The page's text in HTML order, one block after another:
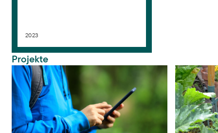
2023
Projekte
Bio-O-Ton – Biodiversitätsbewertung von Biotoptypen durch